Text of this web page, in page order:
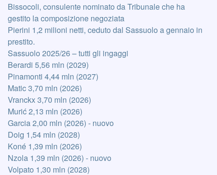
Bissocoli, consulente nominato da Tribunale che ha
gestito la composizione negoziata
Pierini 1,2 milioni netti, ceduto dal Sassuolo a gennaio in
prestito.
Sassuolo 2025/26 – tutti gli ingaggi
Berardi 5,56 mln (2029)
Pinamonti 4,44 mln (2027)
Matic 3,70 mln (2026)
Vranckx 3,70 mln (2026)
Murić 2,13 mln (2026)
Garcia 2,00 mln (2026) - nuovo
Doig 1,54 mln (2028)
Koné 1,39 mln (2026)
Nzola 1,39 mln (2026) - nuovo
Volpato 1,30 mln (2028)